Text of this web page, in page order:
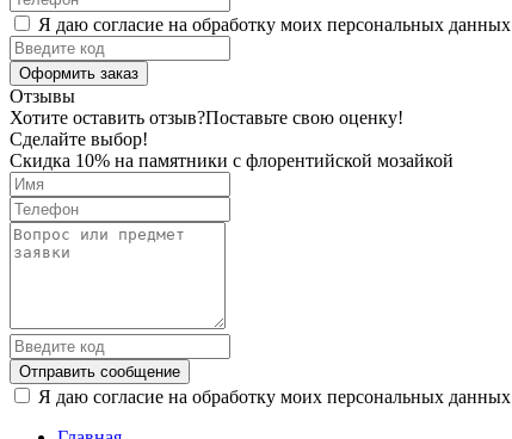
Я даю согласие на обработку моих персональных данных
Оформить заказ
Отзывы
Хотите оставить отзыв?Поставьте свою оценку!
Сделайте выбор!
Скидка 10% на памятники с флорентийской мозайкой
Отправить сообщение
Я даю согласие на обработку моих персональных данных